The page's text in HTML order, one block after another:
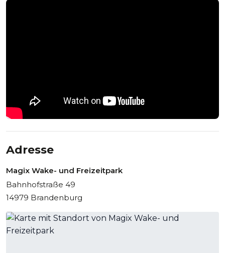
Anfahrt und Service
bei der Durchführung eines Events mit Rat und Tat zur
Seite.
Adresse
Magix Wake- und Freizeitpark
Bahnhofstraße 49
14979 Brandenburg